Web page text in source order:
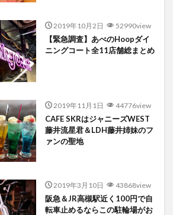
2019年10月2日 52990view
【緊急調査】あべのHoopダイ
ニングコート全11店舗総まとめ
2019年11月1日 44776view
CAFE SKRはジャニーズWEST
藤井流星君＆LDH藤井姉妹のフ
ァンの聖地
2019年3月10日 43868view
阪急＆JR高槻駅近く100円で自
転車止めるならこの駐輪場がお